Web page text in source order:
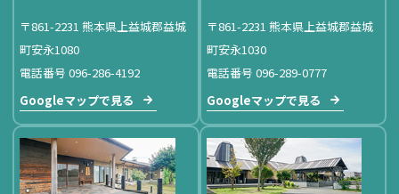
〒861-2231 熊本県上益城郡益城
町安永1080
電話番号 096-286-4192
Googleマップで見る
〒861-2231 熊本県上益城郡益城
町安永1030
電話番号 096-289-0777
Googleマップで見る